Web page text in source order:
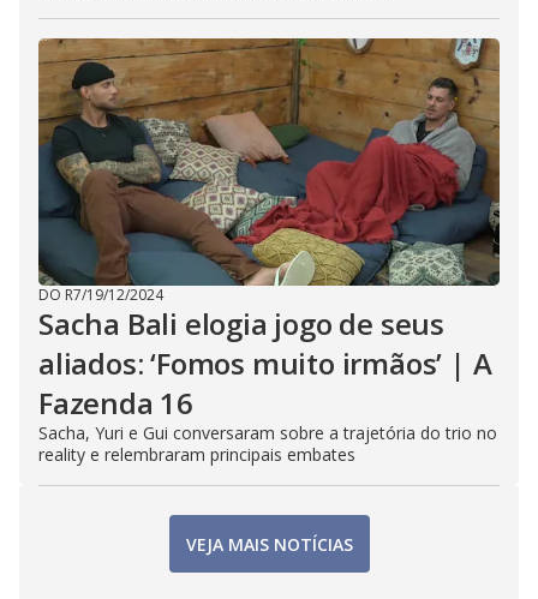
DO R7/19/12/2024
Sacha Bali elogia jogo de seus
aliados: ‘Fomos muito irmãos’ | A
Fazenda 16
Sacha, Yuri e Gui conversaram sobre a trajetória do trio no
reality e relembraram principais embates
VEJA MAIS NOTÍCIAS